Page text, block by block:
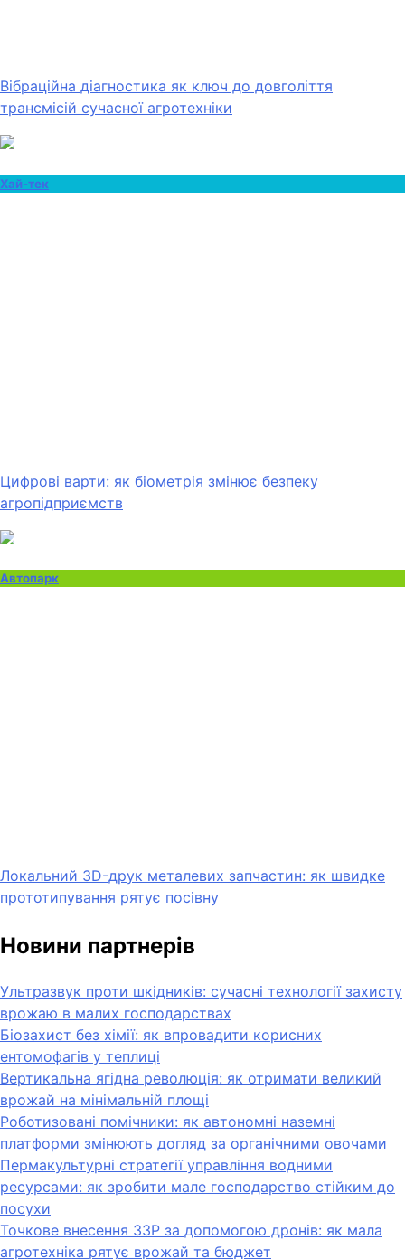
Вібраційна діагностика як ключ до довголіття
трансмісій сучасної агротехніки
Хай-тек
Цифрові варти: як біометрія змінює безпеку
агропідприємств
Автопарк
Локальний 3D-друк металевих запчастин: як швидке
прототипування рятує посівну
Новини партнерів
Ультразвук проти шкідників: сучасні технології захисту
врожаю в малих господарствах
Біозахист без хімії: як впровадити корисних
ентомофагів у теплиці
Вертикальна ягідна революція: як отримати великий
врожай на мінімальній площі
Роботизовані помічники: як автономні наземні
платформи змінюють догляд за органічними овочами
Пермакультурні стратегії управління водними
ресурсами: як зробити мале господарство стійким до
посухи
Точкове внесення ЗЗР за допомогою дронів: як мала
агротехніка рятує врожай та бюджет